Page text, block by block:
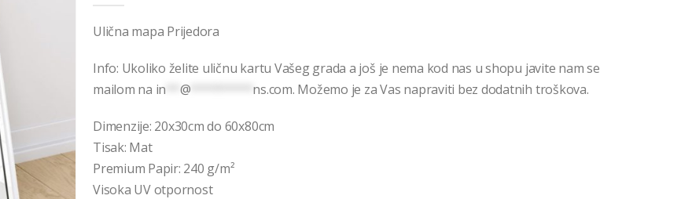
Ulična mapa Prijedora
Info: Ukoliko želite uličnu kartu Vašeg grada a još je nema kod nas u shopu javite nam se
mailom na in @ ns.com. Možemo je za Vas napraviti bez dodatnih troškova.
Dimenzije: 20x30cm do 60x80cm
Tisak: Mat
Premium Papir: 240 g/m²
Visoka UV otpornost